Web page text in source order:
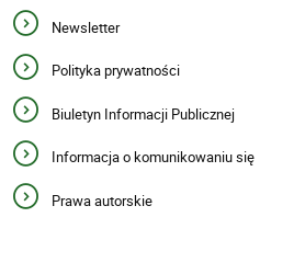
Newsletter
Polityka prywatności
Biuletyn Informacji Publicznej
Informacja o komunikowaniu się
Prawa autorskie